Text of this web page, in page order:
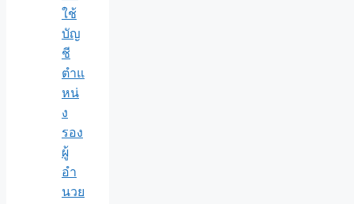
ใช้
บัญ
ชี
ตำแ
หน่
ง
รอง
ผู้
อำ
นวย